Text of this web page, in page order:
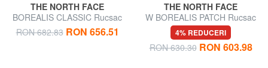
THE NORTH FACE
BOREALIS CLASSIC Rucsac
de călătorie
RON 682.83 RON 656.51
THE NORTH FACE
W BOREALIS PATCH Rucsac
de călătorie
4% REDUCERI
RON 630.30 RON 603.98